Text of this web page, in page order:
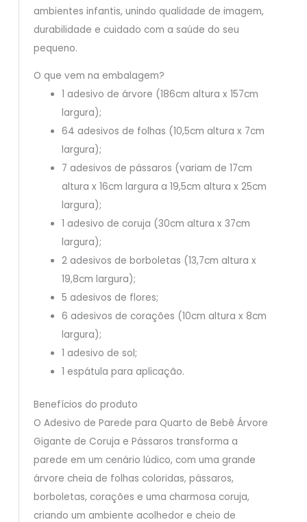
ambientes infantis, unindo qualidade de imagem,
durabilidade e cuidado com a saúde do seu
pequeno.
O que vem na embalagem?
1 adesivo de árvore (186cm altura x 157cm
largura);
64 adesivos de folhas (10,5cm altura x 7cm
largura);
7 adesivos de pássaros (variam de 17cm
altura x 16cm largura a 19,5cm altura x 25cm
largura);
1 adesivo de coruja (30cm altura x 37cm
largura);
2 adesivos de borboletas (13,7cm altura x
19,8cm largura);
5 adesivos de flores;
6 adesivos de corações (10cm altura x 8cm
largura);
1 adesivo de sol;
1 espátula para aplicação.
Benefícios do produto
O Adesivo de Parede para Quarto de Bebê Árvore
Gigante de Coruja e Pássaros transforma a
parede em um cenário lúdico, com uma grande
árvore cheia de folhas coloridas, pássaros,
borboletas, corações e uma charmosa coruja,
criando um ambiente acolhedor e cheio de